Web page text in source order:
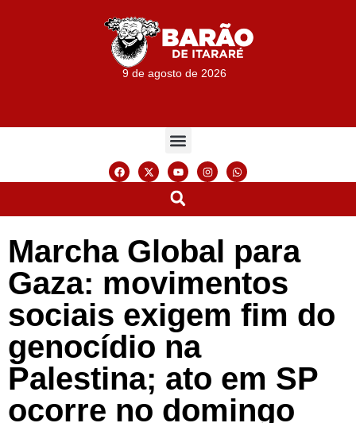
9 de agosto de 2026
Marcha Global para
Gaza: movimentos
sociais exigem fim do
genocídio na
Palestina; ato em SP
ocorre no domingo